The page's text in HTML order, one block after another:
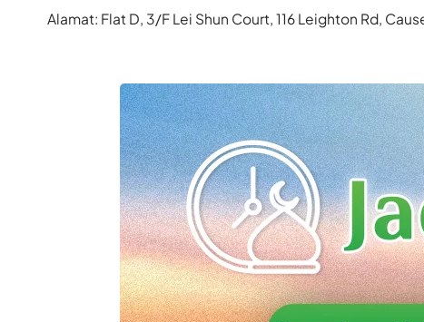
Alamat: Flat D, 3/F Lei Shun Court, 116 Leighton Rd,